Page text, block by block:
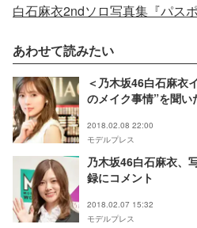
あわせて読みたい
＜乃木坂46白石麻衣
のメイク事情”を聞い
2018.02.08 22:00
モデルプレス
乃木坂46白石麻衣
録にコメント
2018.02.07 15:32
モデルプレス